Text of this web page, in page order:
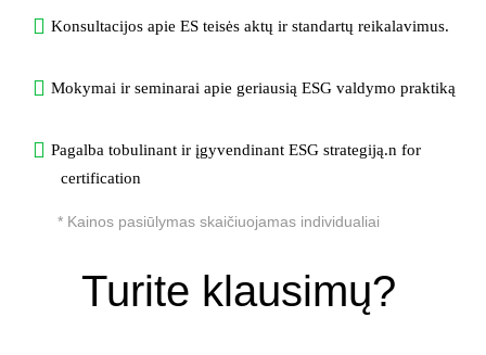
Konsultacijos apie ES teisės aktų ir standartų reikalavimus.
Mokymai ir seminarai apie geriausią ESG valdymo praktiką
Pagalba tobulinant ir įgyvendinant ESG strategiją.n for
certification
* Kainos pasiūlymas skaičiuojamas individualiai
Turite klausimų?